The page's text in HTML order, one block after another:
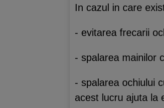
In cazul in care
- evitarea frecarii
- spalarea mainilor
- spalarea ochiului
acest lucru ajuta la